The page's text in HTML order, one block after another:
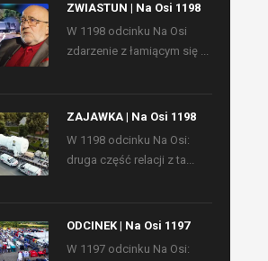
ZWIASTUN | Na Osi 1198
W 1198 odcinku Na Osi
zdarzenie z łamiącym się ...
ZAJAWKA | Na Osi 1198
W 1198 odcinku Na Osi:
druga część relacji z ta...
ODCINEK | Na Osi 1197
W 1197 odcinku Na Osi: